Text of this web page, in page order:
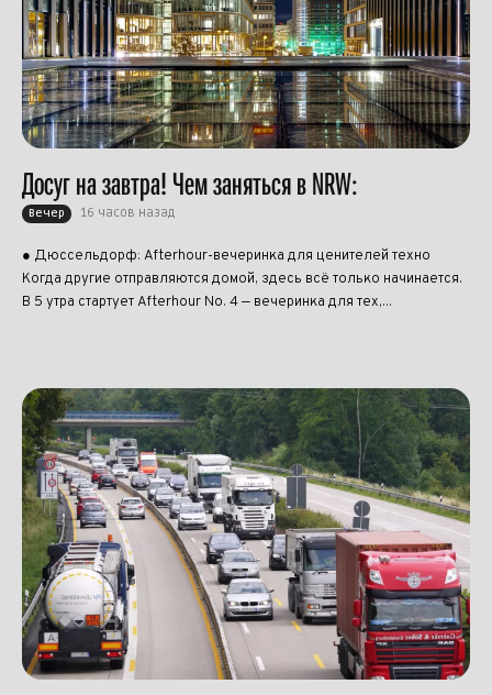
Досуг на завтра! Чем заняться в NRW:
Вечер 16 часов назад
● Дюссельдорф: Afterhour-вечеринка для ценителей техно
Когда другие отправляются домой, здесь всё только начинается.
В 5 утра стартует Afterhour No. 4 — вечеринка для тех,...